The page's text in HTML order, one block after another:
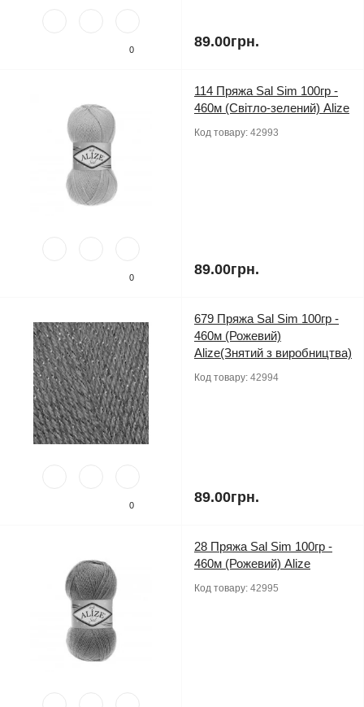
0 89.00грн.
0
114 Пряжа Sal Sim 100гр -
460м (Світло-зелений) Alize
Код товару: 42993
89.00грн.
0
679 Пряжа Sal Sim 100гр -
460м (Рожевий)
Alize(Знятий з виробництва)
Код товару: 42994
89.00грн.
28 Пряжа Sal Sim 100гр -
460м (Рожевий) Alize
Код товару: 42995